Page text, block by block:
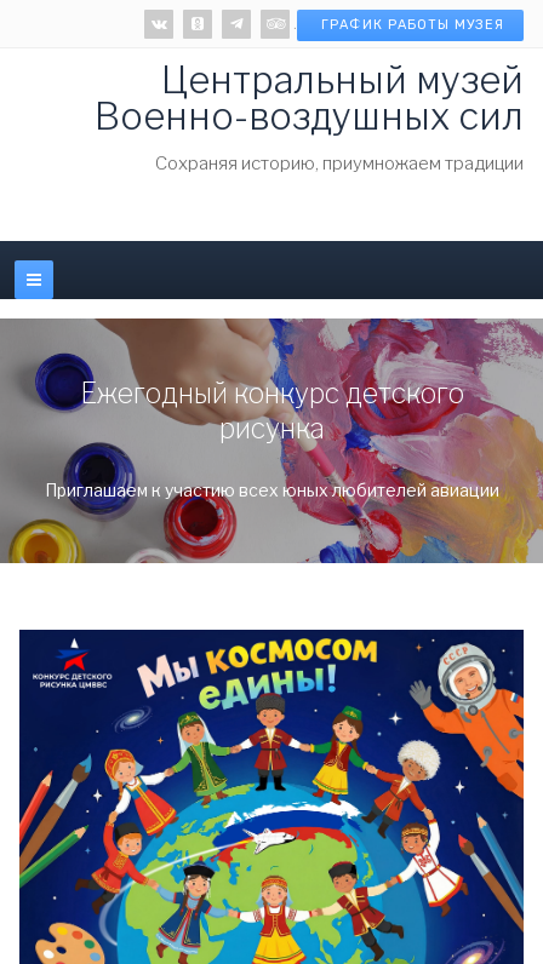
. ГРАФИК РАБОТЫ МУЗЕЯ
Центральный музей
Военно-воздушных сил
Cохраняя историю, приумножаем традиции
Ежегодный конкурс детского
рисунка
Приглашаем к участию всех юных любителей авиации